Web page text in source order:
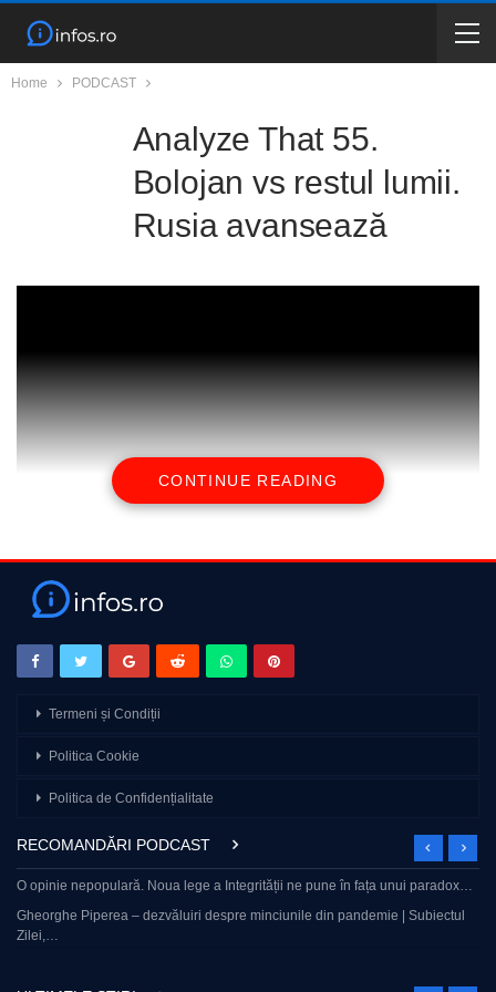
Home PODCAST
Analyze That 55.
Bolojan vs restul lumii.
Rusia avansează
Cătălin Striblea este live cu principalele subiecte ale zilei. Cât
poate să mai reziste Bolojan? Ce propunere are pe masă de la
magistrați? Cine va fi viitorul șef al procurorilor? Rusia
întrebările și opiniile voastre.
https://www.youtube.com/channel/
CONTINUE READING
Termeni și Condiții
Politica Cookie
Politica de Confidențialitate
RECOMANDĂRI PODCAST
O opinie nepopulară. Noua lege a Integrității ne pune în fața unui paradox…
Gheorghe Piperea – dezvăluiri despre minciunile din pandemie | Subiectul
Zilei,…